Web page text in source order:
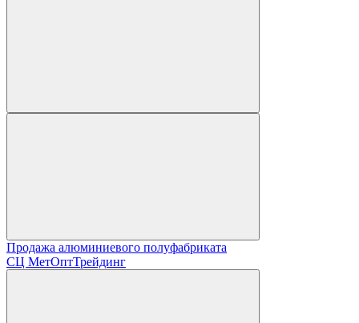
Продажа алюминиевого полуфабриката
СЦ МетОптТрейдинг